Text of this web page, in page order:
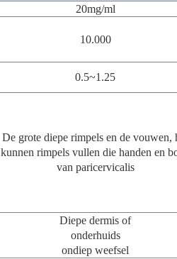
20mg/ml
10.000
0.5~1.25
De grote diepe rimpels en de vouwen,
kunnen rimpels vullen die handen en
van paricervicalis
Diepe dermis of
onderhuids
ondiep weefsel